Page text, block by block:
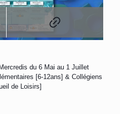
du 6 Mai au 1 Juillet
[6-12ans] & Collégiens
de Loisirs]